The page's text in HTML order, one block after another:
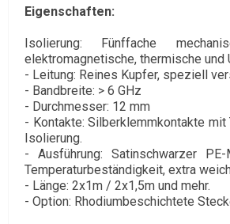
Eigenschaften:
Isolierung: Fünffache
elektromagnetische, thermische und
- Leitung: Reines Kupfer, speziell
- Bandbreite: > 6 GHz
- Durchmesser: 12 mm
- Kontakte: Silberklemmkontakte mit
Isolierung.
- Ausführung: Satinschwarzer
Temperaturbeständigkeit, extra
- Länge: 2x1m / 2x1,5m und mehr.
- Option: Rhodiumbeschichtete